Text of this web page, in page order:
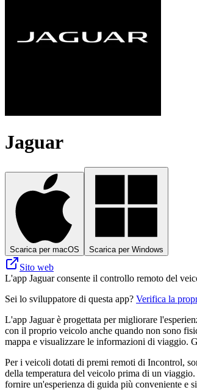
Jaguar
Scarica per macOS Scarica per Windows
Sito web
L'app Jaguar consente il controllo remoto del
Sei lo sviluppatore di questa app? Verifica la
L'app Jaguar è ​​progettata per migliorare
con il proprio veicolo anche quando non sono
mappa e visualizzare le informazioni di viaggio.
Per i veicoli dotati di premi remoti di Incontrol,
della temperatura del veicolo prima di un
fornire un'esperienza di guida più conveniente e